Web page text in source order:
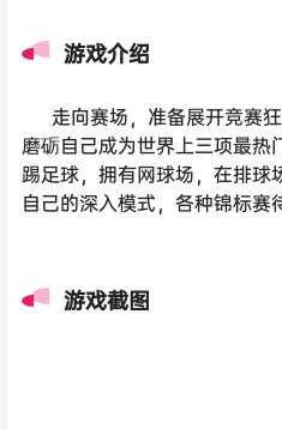
游戏介绍
走向赛场，准备展开竞赛
磨砺自己成为世界上三项最热
踢足球，拥有网球场，在排球
自己的深入模式，各种锦标赛
游戏截图